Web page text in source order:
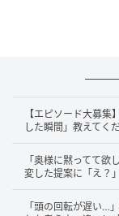
【エピソード大募
した瞬間」教えてく
「奥様に黙ってて
変した提案に「え？」
「頭の回転が遅い…